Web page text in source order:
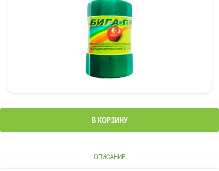
В КОРЗИНУ
ОПИСАНИЕ